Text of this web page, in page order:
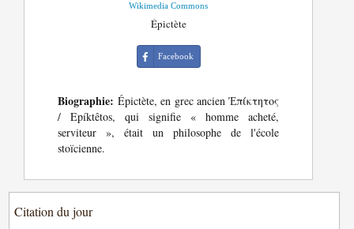
Wikimedia Commons
Épictète
Facebook
Biographie: Épictète, en grec ancien Ἐπίκτητος
/ Epíktêtos, qui signifie « homme acheté,
serviteur », était un philosophe de l'école
stoïcienne.
Citation du jour